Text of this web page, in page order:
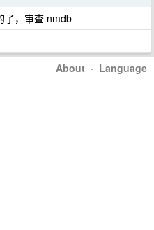
了，审查 nmdb
About · Language